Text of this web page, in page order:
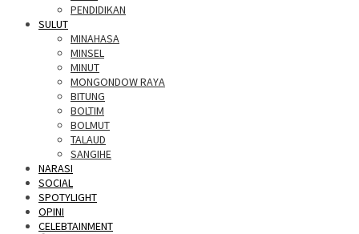
PENDIDIKAN
SULUT
MINAHASA
MINSEL
MINUT
MONGONDOW RAYA
BITUNG
BOLTIM
BOLMUT
TALAUD
SANGIHE
NARASI
SOCIAL
SPOTYLIGHT
OPINI
CELEBTAINMENT